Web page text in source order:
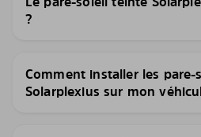
?
Comment installer les pare-
Solarplexius sur mon